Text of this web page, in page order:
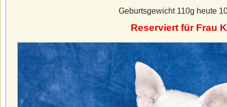
Geburtsgewicht 110g heute
Reserviert für Frau